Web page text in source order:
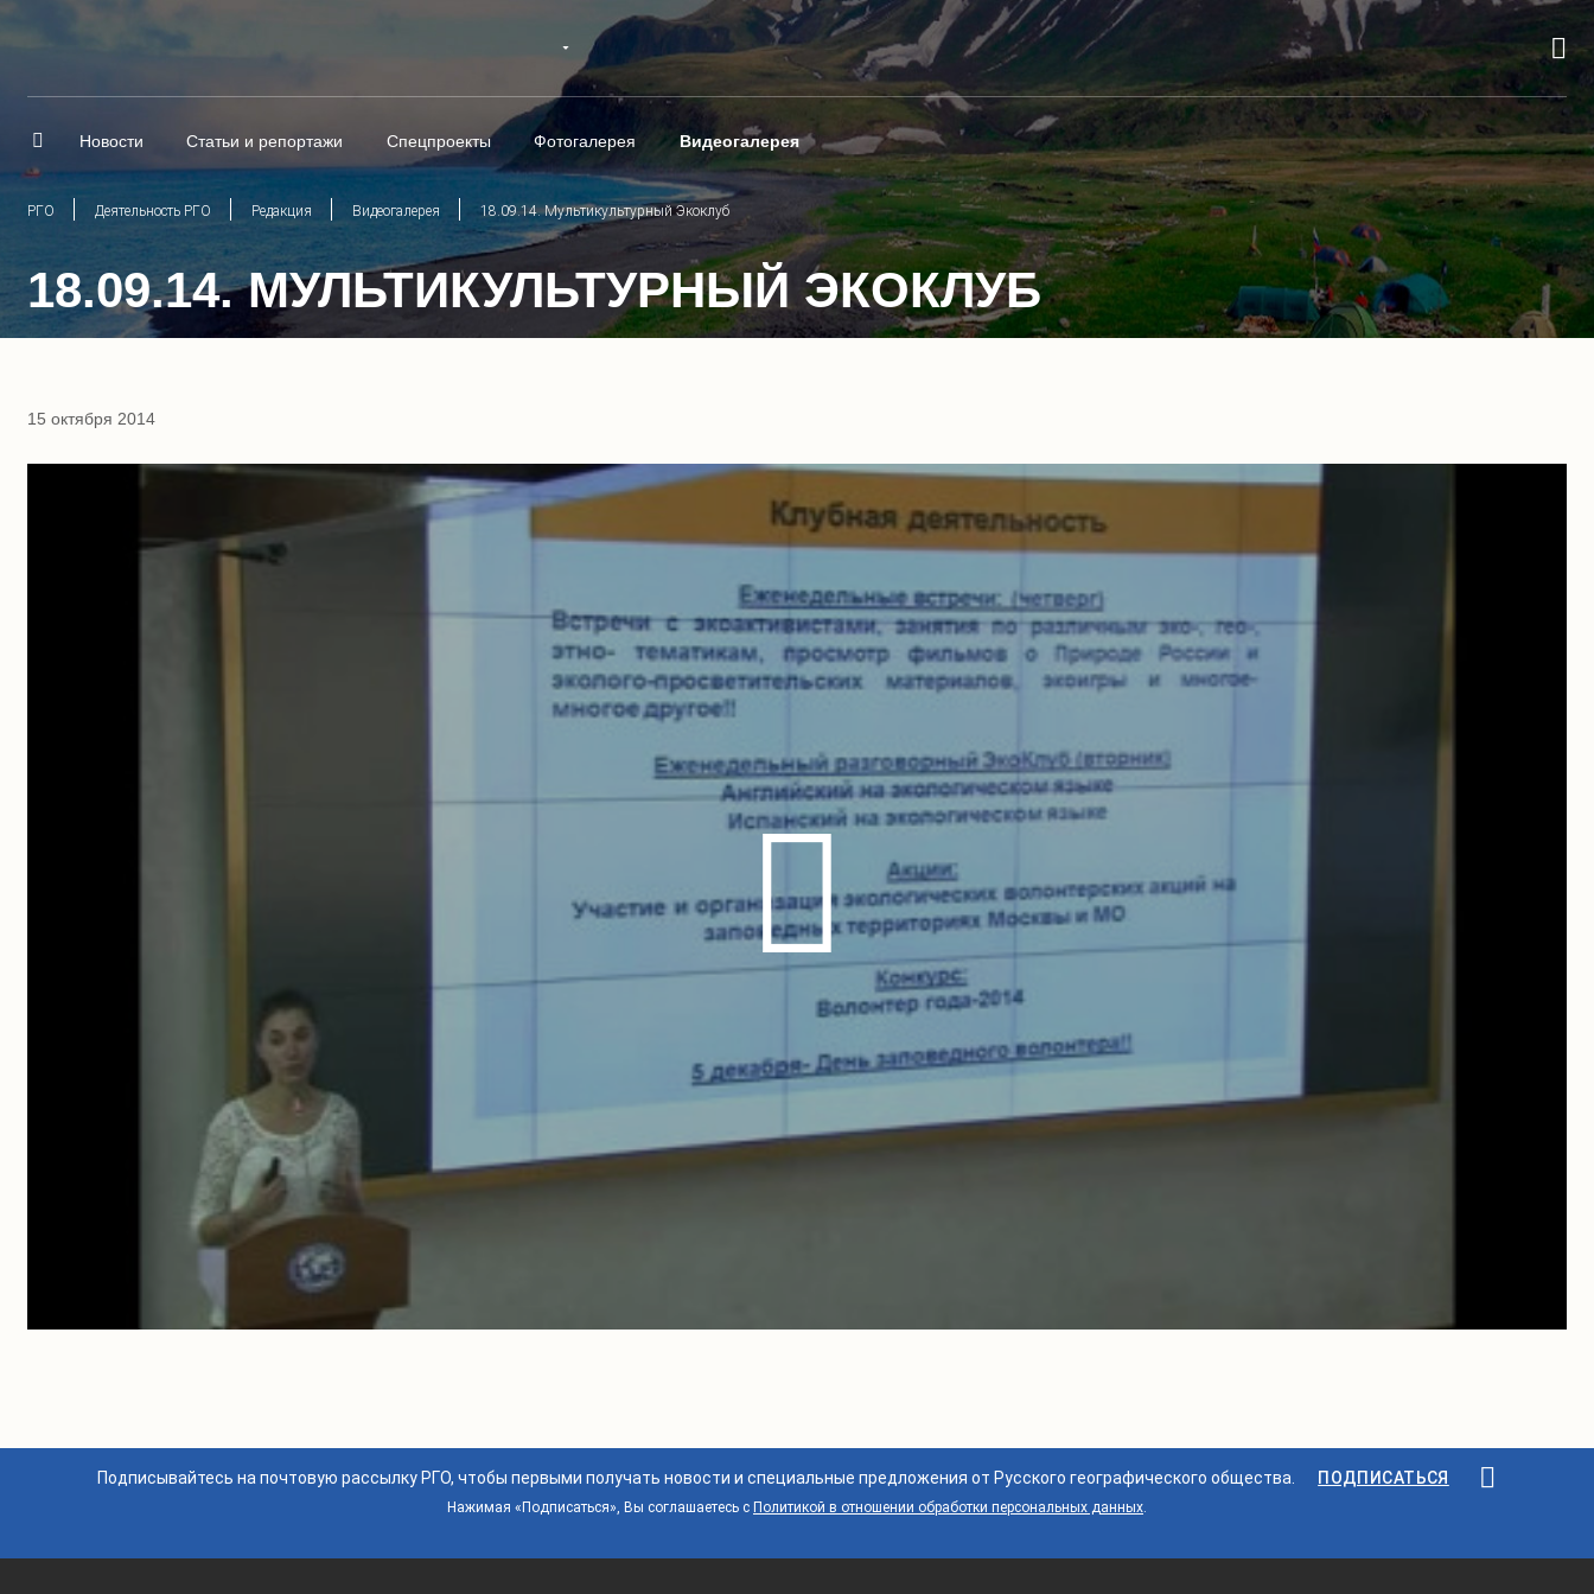
Новости Статьи и репортажи Спецпроекты Фотогалерея Видеогалерея
РГО Деятельность РГО Редакция Видеогалерея 18.09.14. Мультикультурный Экоклуб
18.09.14. МУЛЬТИКУЛЬТУРНЫЙ ЭКОКЛУБ
15 октября 2014
Подписывайтесь на почтовую рассылку РГО, чтобы первыми получать новости и специальные предложения от Русского географического общества. ПОДПИСАТЬСЯ
Нажимая «Подписаться», Вы соглашаетесь с Политикой в отношении обработки персональных данных.